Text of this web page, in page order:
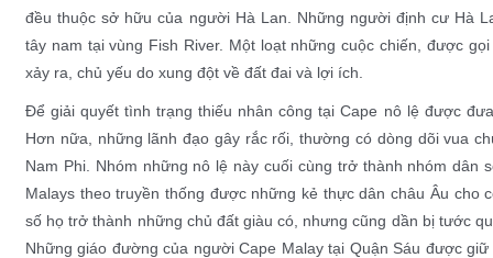
đều thuộc sở hữu của người Hà Lan . Những người định cư Hà
tây nam tại vùng Fish River. Một loạt những cuộc chiến, được
xảy ra, chủ yếu do xung đột về đất đai và lợi ích.
Để giải quyết tình trạng thiếu nhân công tại Cape nô lệ được
Hơn nữa, những lãnh đạo gây rắc rối, thường có dòng dõi vua
Nam Phi. Nhóm những nô lệ này cuối cùng trở thành nhóm dân
Malays theo truyền thống được những kẻ thực dân châu Âu cho
số họ trở thành những chủ đất giàu có, nhưng cũng dần bị tước
Những giáo đường của người Cape Malay tại Quận Sáu được giữ